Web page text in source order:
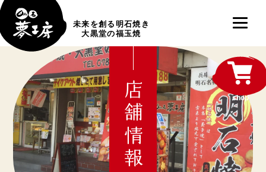
未来を創る明石焼き
大黒堂の福玉焼
店舗情報 shop